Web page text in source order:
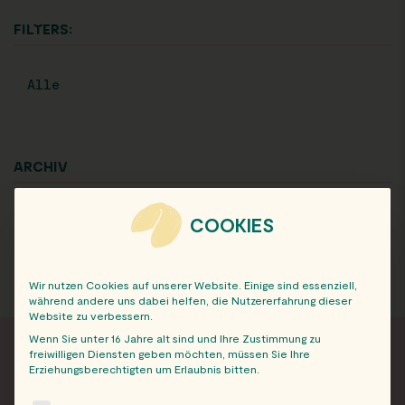
FILTERS:
Alle
ARCHIV
COOKIES
Wir nutzen Cookies auf unserer Website. Einige sind essenziell,
während andere uns dabei helfen, die Nutzererfahrung dieser
Website zu verbessern.
Wenn Sie unter 16 Jahre alt sind und Ihre Zustimmung zu
freiwilligen Diensten geben möchten, müssen Sie Ihre
Erziehungsberechtigten um Erlaubnis bitten.